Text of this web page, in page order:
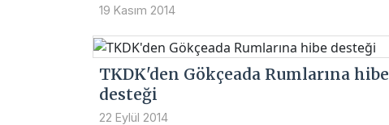
19 Kasım 2014
TKDK'den Gökçeada Rumlarına hibe
desteği
22 Eylül 2014